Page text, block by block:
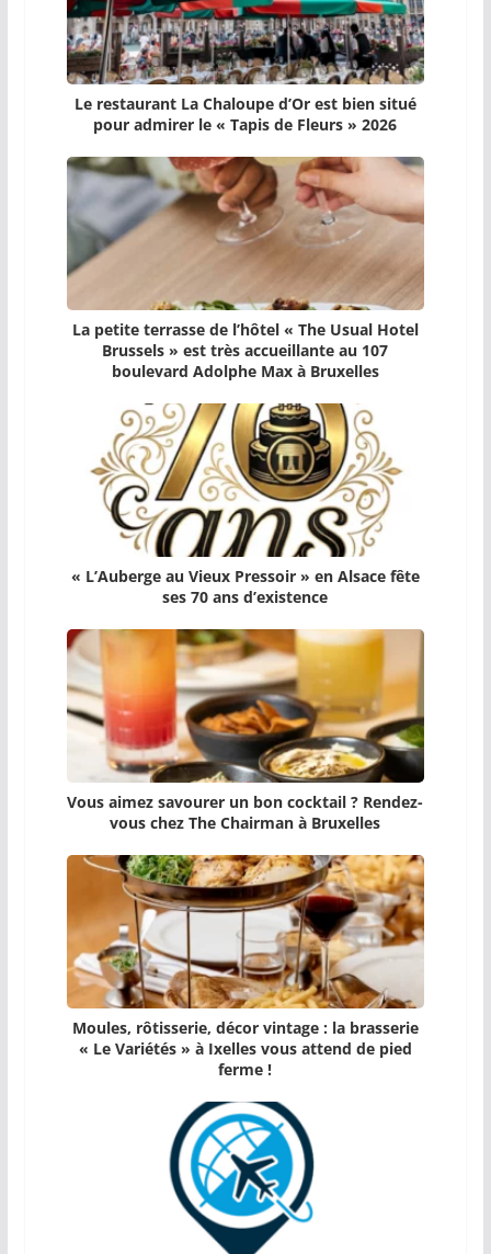
Le restaurant La Chaloupe d’Or est bien situé
pour admirer le « Tapis de Fleurs » 2026
La petite terrasse de l’hôtel « The Usual Hotel
Brussels » est très accueillante au 107
boulevard Adolphe Max à Bruxelles
« L’Auberge au Vieux Pressoir » en Alsace fête
ses 70 ans d’existence
Vous aimez savourer un bon cocktail ? Rendez-
vous chez The Chairman à Bruxelles
Moules, rôtisserie, décor vintage : la brasserie
« Le Variétés » à Ixelles vous attend de pied
ferme !